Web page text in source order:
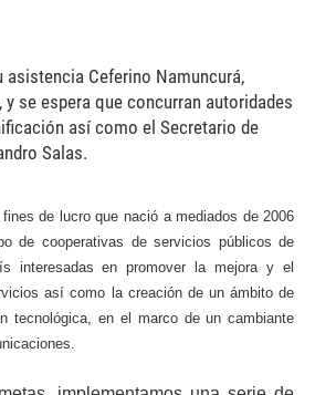
Ceferino Namuncurá,
y se espera que concurran autoridades
así como el Secretario de
Salas.
de lucro que nació a mediados de 2006
de cooperativas de servicios públicos de
interesadas en promover la mejora y el
así como la creación de un ámbito de
tecnológica, en el marco de un cambiante